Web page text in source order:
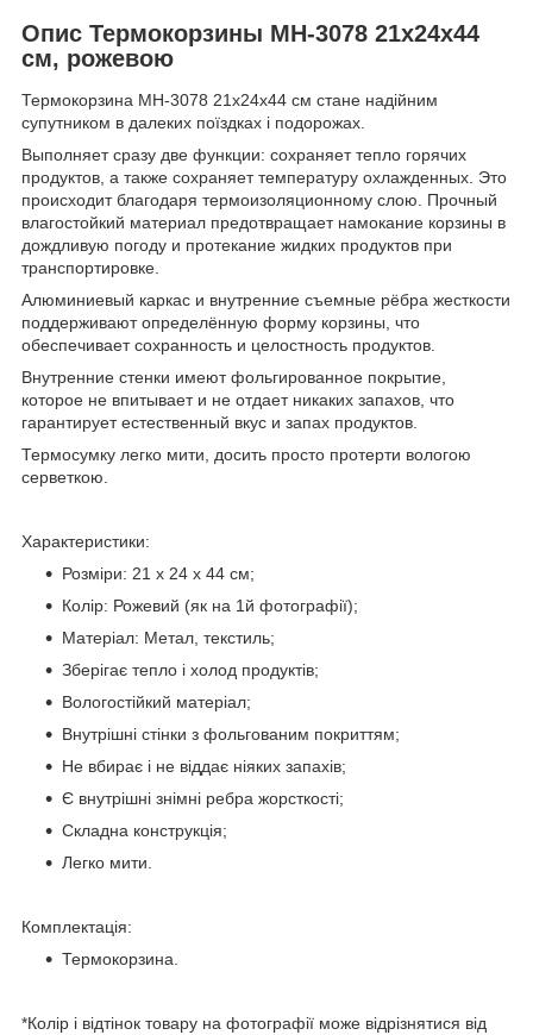
Опис Термокорзины MH-3078 21х24х44
см, рожевою
Термокорзина MH-3078 21х24х44 см стане надійним
супутником в далеких поїздках і подорожах.
Выполняет сразу две функции: сохраняет тепло горячих
продуктов, а также сохраняет температуру охлажденных. Это
происходит благодаря термоизоляционному слою. Прочный
влагостойкий материал предотвращает намокание корзины в
дождливую погоду и протекание жидких продуктов при
транспортировке.
Алюминиевый каркас и внутренние съемные рёбра жесткости
поддерживают определённую форму корзины, что
обеспечивает сохранность и целостность продуктов.
Внутренние стенки имеют фольгированное покрытие,
которое не впитывает и не отдает никаких запахов, что
гарантирует естественный вкус и запах продуктов.
Термосумку легко мити, досить просто протерти вологою
серветкою.
Характеристики:
Розміри: 21 х 24 х 44 см;
Колір: Рожевий (як на 1й фотографії);
Матеріал: Метал, текстиль;
Зберігає тепло і холод продуктів;
Вологостійкий матеріал;
Внутрішні стінки з фольгованим покриттям;
Не вбирає і не віддає ніяких запахів;
Є внутрішні знімні ребра жорсткості;
Складна конструкція;
Легко мити.
Комплектація:
Термокорзина.
*Колір і відтінок товару на фотографії може відрізнятися від